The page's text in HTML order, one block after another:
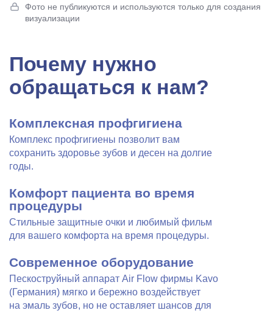
Фото не публикуются и используются только для создания
визуализации
Почему нужно
обращаться к нам?
Комплексная профгигиена
Комплекс профгигиены позволит вам
сохранить здоровье зубов и десен на долгие
годы.
Комфорт пациента во время
процедуры
Стильные защитные очки и любимый фильм
для вашего комфорта на время процедуры.
Современное оборудование
Пескоструйный аппарат Air Flow фирмы Kavo
(Германия) мягко и бережно воздействует
на эмаль зубов, но не оставляет шансов для